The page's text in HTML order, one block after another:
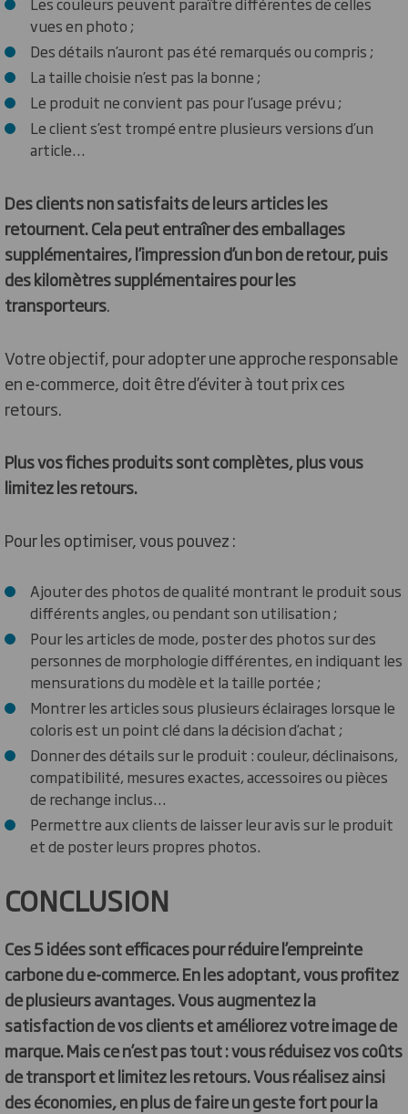
vues en photo ;
Des détails n’auront pas été remarqués ou compris ;
La taille choisie n’est pas la bonne ;
Le produit ne convient pas pour l’usage prévu ;
Le client s’est trompé entre plusieurs versions d’un
article…
Des clients non satisfaits de leurs articles les
retournent. Cela peut entraîner des emballages
supplémentaires, l’impression d’un bon de retour, puis
des kilomètres supplémentaires pour les
transporteurs.
Votre objectif, pour adopter une approche responsable
en e-commerce, doit être d’éviter à tout prix ces
retours.
Plus vos fiches produits sont complètes, plus vous
limitez les retours.
Pour les optimiser, vous pouvez :
Ajouter des photos de qualité montrant le produit sous
différents angles, ou pendant son utilisation ;
Pour les articles de mode, poster des photos sur des
personnes de morphologie différentes, en indiquant les
mensurations du modèle et la taille portée ;
Montrer les articles sous plusieurs éclairages lorsque le
coloris est un point clé dans la décision d’achat ;
Donner des détails sur le produit : couleur, déclinaisons,
compatibilité, mesures exactes, accessoires ou pièces
de rechange inclus…
Permettre aux clients de laisser leur avis sur le produit
et de poster leurs propres photos.
CONCLUSION
Ces 5 idées sont efficaces pour réduire l’empreinte
carbone du e-commerce. En les adoptant, vous profitez
de plusieurs avantages. Vous augmentez la
satisfaction de vos clients et améliorez votre image de
marque. Mais ce n’est pas tout : vous réduisez vos coûts
de transport et limitez les retours. Vous réalisez ainsi
des économies, en plus de faire un geste fort pour la